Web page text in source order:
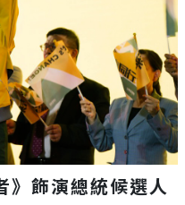
飾演總統候選人